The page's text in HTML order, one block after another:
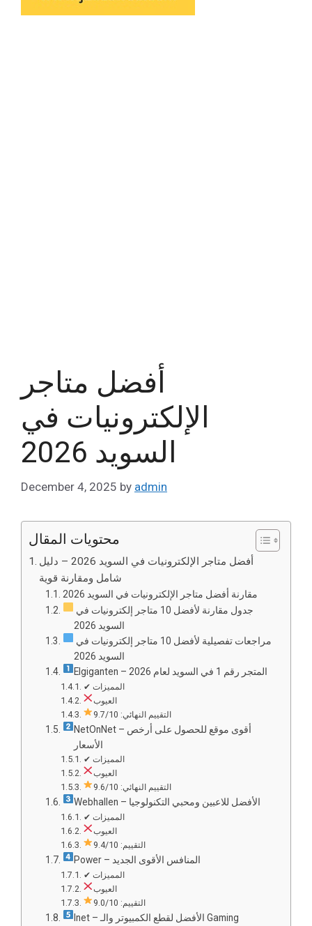
أفضل متاجر
الإلكترونيات في
السويد 2026
December 4, 2025 by admin
محتويات المقال
أفضل متاجر الإلكترونيات في السويد 2026 – دليل
شامل ومقارنة قوية
مقارنة أفضل متاجر الإلكترونيات في السويد 2026
السويد 2026
السويد 2026
Elgiganten – المتجر رقم 1 في السويد لعام 2026
✔ المميزات
العيوب
التقييم النهائي: 9.7/10
NetOnNet – أقوى موقع للحصول على أرخص
الأسعار
✔ المميزات
العيوب
التقييم النهائي: 9.6/10
Webhallen – الأفضل للاعبين ومحبي التكنولوجيا
✔ المميزات
العيوب
التقييم: 9.4/10
Power – المنافس الأقوى الجديد
✔ المميزات
العيوب
التقييم: 9.0/10
Inet – الأفضل لقطع الكمبيوتر والـ Gaming